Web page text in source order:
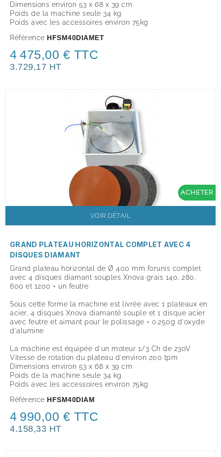
Dimensions environ 53 x 68 x 39 cm
Poids de la machine seule 34 kg
Poids avec les accessoires environ 75kg
Référence HFSM40DIAMET
4 475,00 € TTC
3.729,17 HT
ACHETER
VOIR DÉTAIL
GRAND PLATEAU HORIZONTAL COMPLET AVEC 4
DISQUES DIAMANT
Grand plateau horizontal de Ø 400 mm forunis complet
avec 4 disques diamant souples Xnova grais 140, 280,
600 et 1200 + un feutre
Sous cette forme la machine est livrée avec 1 plateaux en
acier, 4 disques Xnova diamanté souple et 1 disque acier
avec feutre et aimant pour le polissage + 0.250g d'oxyde
d'alumine
La machine est équipée d'un moteur 1/3 Ch de 230V
Vitesse de rotation du plateau d'environ 200 tpm
Dimensions environ 53 x 68 x 39 cm
Poids de la machine seule 34 kg
Poids avec les accessoires environ 75kg
Référence HFSM40DIAM
4 990,00 € TTC
4.158,33 HT